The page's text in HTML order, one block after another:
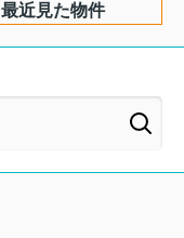
最近見た物件